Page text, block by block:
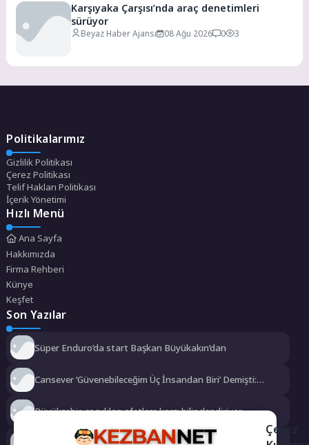
Karşıyaka Çarşısı’nda araç denetimleri
sürüyor
Beyaz Haber Ajansı 08 Ağu 2026 0 3
Politikalarımız
Gizlilik Politikası
Çerez Politikası
Telif Hakları Politikası
İçerik Yönetimi
Hızlı Menü
Ana Sayfa
Hakkımızda
Firma Rehberi
Künye
Keşfet
Son Yazılar
Süper Enduro’da start Başkan Büyükakın’dan
Cansever ‘Güvenebileceğim Üç İnsandan Biri’ Demişti:
Büyükşehir, çocukları afetlere karşı bilinçlendiriyor
Çerez